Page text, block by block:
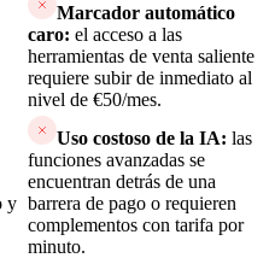
Marcador automático
caro: el acceso a las
herramientas de venta saliente
requiere subir de inmediato al
nivel de €50/mes.
y
Uso costoso de la IA: las
funciones avanzadas se
encuentran detrás de una
barrera de pago o requieren
complementos con tarifa por
minuto.